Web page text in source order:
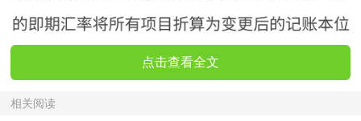
点击查看全文
相关阅读